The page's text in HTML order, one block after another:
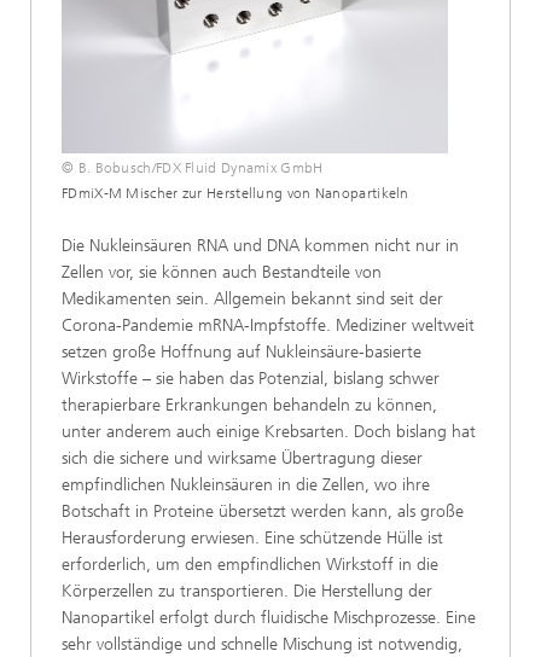
© B. Bobusch/FDX Fluid Dynamix GmbH
FDmiX-M Mischer zur Herstellung von Nanopartikeln
Die Nukleinsäuren RNA und DNA kommen nicht nur in
Zellen vor, sie können auch Bestandteile von
Medikamenten sein. Allgemein bekannt sind seit der
Corona-Pandemie mRNA-Impfstoffe. Mediziner weltweit
setzen große Hoffnung auf Nukleinsäure-basierte
Wirkstoffe – sie haben das Potenzial, bislang schwer
therapierbare Erkrankungen behandeln zu können,
unter anderem auch einige Krebsarten. Doch bislang hat
sich die sichere und wirksame Übertragung dieser
empfindlichen Nukleinsäuren in die Zellen, wo ihre
Botschaft in Proteine übersetzt werden kann, als große
Herausforderung erwiesen. Eine schützende Hülle ist
erforderlich, um den empfindlichen Wirkstoff in die
Körperzellen zu transportieren. Die Herstellung der
Nanopartikel erfolgt durch fluidische Mischprozesse. Eine
sehr vollständige und schnelle Mischung ist notwendig,